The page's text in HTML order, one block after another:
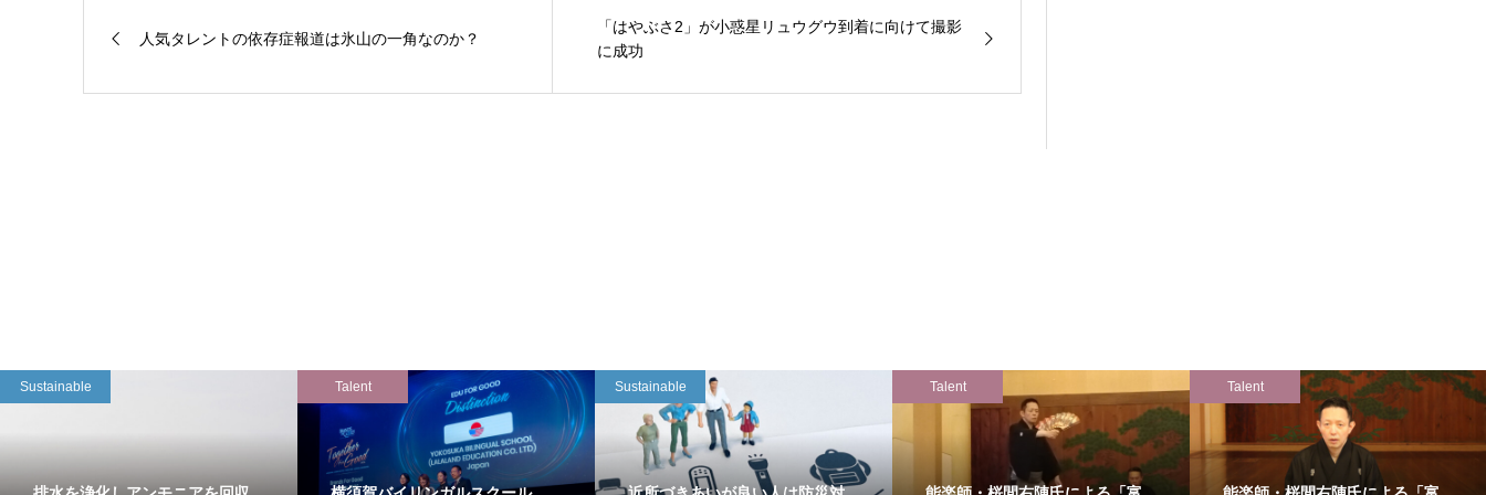
人気タレントの依存症報道は氷山の一角なのか？
「はやぶさ2」が小惑星リュウグウ到着に向けて撮影
に成功
Sustainable Talent Sustainable Talent Talent